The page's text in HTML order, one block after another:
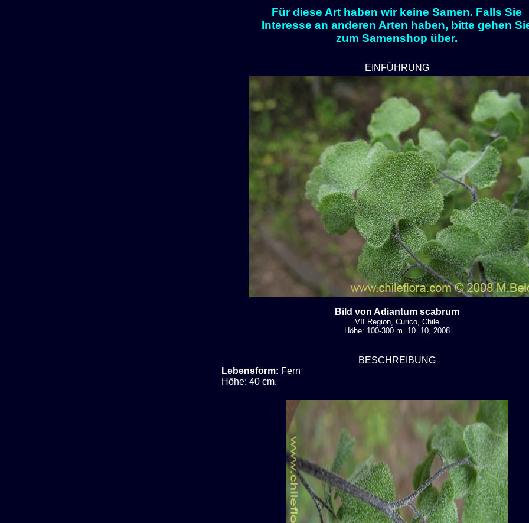
Für diese Art haben wir keine Samen. Falls Sie
Interesse an anderen Arten haben, bitte gehen
zum Samenshop über.
EINFÜHRUNG
Bild von Adiantum scabrum
VII Region, Curico, Chile
Höhe: 100-300 m. 10. 10, 2008
BESCHREIBUNG
Lebensform: Fern
Höhe: 40 cm.